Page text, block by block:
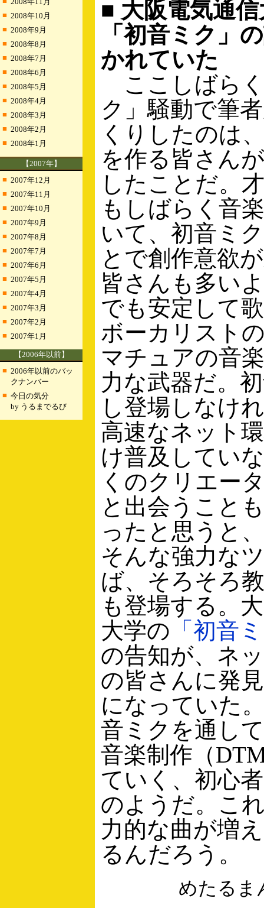
■ 2008年10月
■ 2008年9月
■ 2008年8月
■ 2008年7月
■ 2008年6月
■ 2008年5月
■ 2008年4月
■ 2008年3月
■ 2008年2月
■ 2008年1月
【2007年】
■ 2007年12月
■ 2007年11月
■ 2007年10月
■ 2007年9月
■ 2007年8月
■ 2007年7月
■ 2007年6月
■ 2007年5月
■ 2007年4月
■ 2007年3月
■ 2007年2月
■ 2007年1月
【2006年以前】
■ 2006年以前のバッ
クナンバー
■ 今日の気分
by うるまでるび
■ 大阪電気通
「初音ミク」
かれていた
ここしばら
ク」騒動で筆
くりしたのは
を作る皆さん
したことだ。
もしばらく音
いて、初音ミ
とで創作意欲
皆さんも多い
でも安定して
ボーカリスト
マチュアの音
力な武器だ。
し登場しなけ
高速なネット
け普及してい
くのクリエー
と出会うこと
ったと思うと
そんな強力な
ば、そろそろ
も登場する。
大学の 「初音
の告知が、ネ
の皆さんに発
になっていた
音ミクを通し
音楽制作（
ていく、初心
のようだ。こ
力的な曲が増
るんだろう。
めたるま